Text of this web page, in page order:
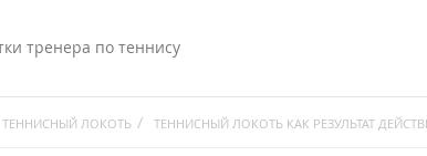
тренера по теннису
ТЕННИСНЫЙ ЛОКОТЬ ТЕННИСНЫЙ ЛОКОТЬ КАК РЕЗУЛЬТАТ